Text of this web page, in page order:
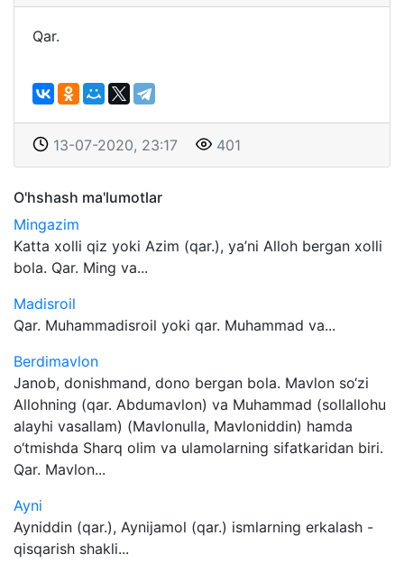
Qar.
13-07-2020, 23:17 401
O'hshash ma'lumotlar
Mingazim
Katta xolli qiz yoki Azim (qar.), ya’ni Alloh bergan xolli
bola. Qar. Ming va...
Madisroil
Qar. Muhammadisroil yoki qar. Muhammad va...
Berdimavlon
Janob, donishmand, dono bergan bola. Mavlon so‘zi
Allohning (qar. Abdumavlon) va Muhammad (sollallohu
alayhi vasallam) (Mavlonulla, Mavloniddin) hamda
o‘tmishda Sharq olim va ulamolarning sifatkaridan biri.
Qar. Mavlon...
Ayni
Ayniddin (qar.), Aynijamol (qar.) ismlarning erkalash -
qisqarish shakli...